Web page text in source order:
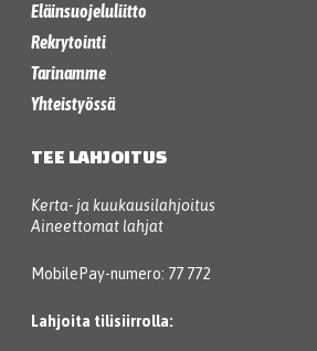
Eläinsuojeluliitto
Rekrytointi
Tarinamme
Yhteistyössä
TEE LAHJOITUS
Kerta- ja kuukausilahjoitus
Aineettomat lahjat
MobilePay-numero: 77 772
Lahjoita tilisiirrolla: